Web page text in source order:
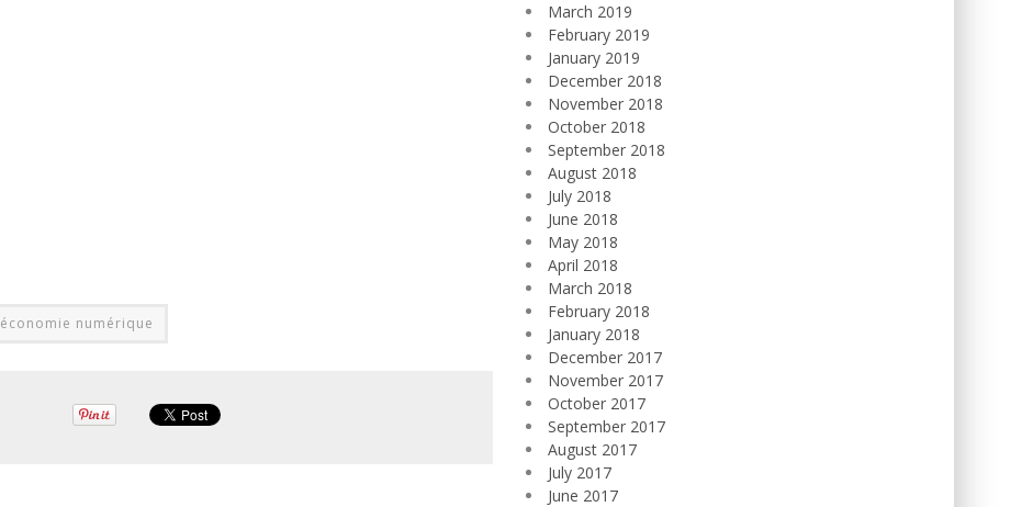
économie numérique
March 2019
February 2019
January 2019
December 2018
November 2018
October 2018
September 2018
August 2018
July 2018
June 2018
May 2018
April 2018
March 2018
February 2018
January 2018
December 2017
November 2017
October 2017
September 2017
August 2017
July 2017
June 2017